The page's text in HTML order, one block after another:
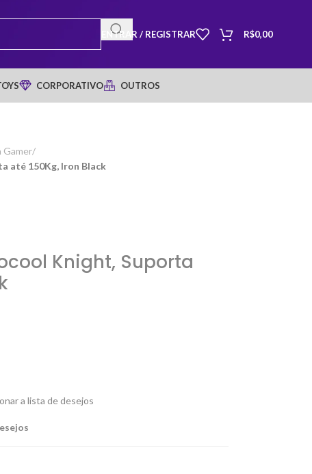
ENTRAR / REGISTRAR R$0,00
CORPORATIVO OUTROS
Gamer/
até 150Kg, Iron Black
Knight, Suporta
a lista de desejos